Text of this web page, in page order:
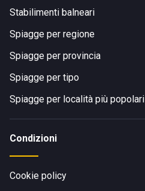
Stabilimenti balneari
Spiagge per regione
Spiagge per provincia
Spiagge per tipo
Spiagge per località più popolari
Condizioni
Cookie policy